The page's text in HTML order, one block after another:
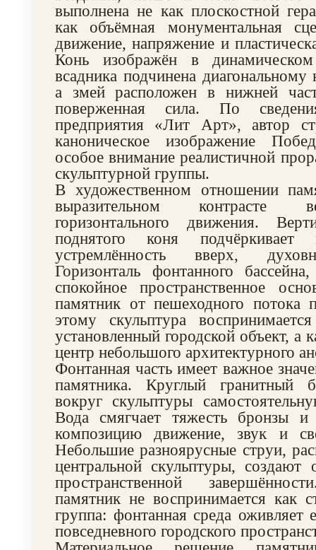
выполнена не как плоскостной
как объёмная монументальная
движение, напряжение и
Конь изображён в
всадника подчинена диагональному
а змей расположен в нижней
поверженная сила. По
предприятия «Лит Арт», автор
каноническое изображение
особое внимание реалистичной
скульптурной группы.
В художественном отношении
выразительном контрасте
горизонтального движения.
поднятого коня подчёркивает
устремлённость вверх,
Горизонталь фонтанного
спокойное пространственное
памятник от пешеходного потока
этому скульптура
установленный городской объект, а
центр небольшого архитектурного
Фонтанная часть имеет важное
памятника. Круглый гранитный
вокруг скульптуры
Вода смягчает тяжесть бронзы и
композицию движение, звук и
Небольшие разноярусные струи,
центральной скульптуры,
пространственной
памятник не воспринимается как
группа: фонтанная среда оживляет
повседневного городского